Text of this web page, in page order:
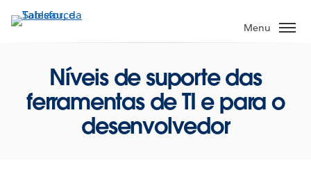
Pular
para
Menu
Níveis de suporte das
ferramentas de TI e para o
desenvolvedor